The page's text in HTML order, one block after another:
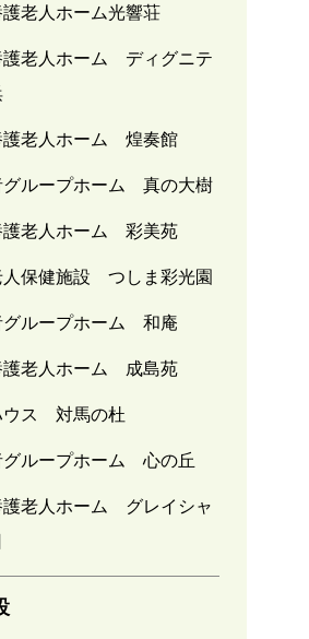
老人ホーム光響荘
護老人ホーム ディグニテ
護老人ホーム 煌奏館
グループホーム 真の大樹
護老人ホーム 彩美苑
人保健施設 つしま彩光園
グループホーム 和庵
護老人ホーム 成島苑
ウス 対馬の杜
グループホーム 心の丘
護老人ホーム グレイシャ